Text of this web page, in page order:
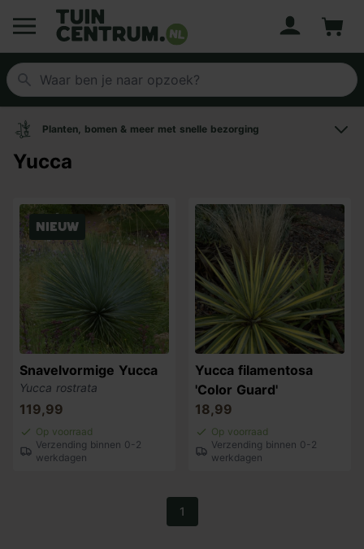
Logo Tuincentrum.nl
Planten, bomen & meer met snelle bezorging
Yucca
Nieuw
Snavelvormige Yucca
Yucca rostrata
119,99
Op voorraad
Verzending binnen 0-2
werkdagen
Yucca filamentosa
'Color Guard'
18,99
Op voorraad
Verzending binnen 0-2
werkdagen
1